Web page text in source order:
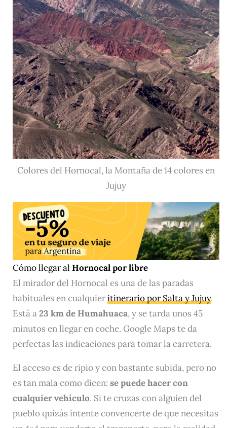
Colores del Hornocal, la Montaña de 14 colores en
Jujuy
Cómo llegar al Hornocal por libre
El mirador del Hornocal es una de las paradas
habituales en cualquieritinerario por Salta y Jujuy.
Está a23 km de Humahuaca, y se tarda unos 45
minutos en llegar en coche. Google Maps te da
perfectas las indicaciones para tomar la carretera.
El acceso es de ripio y con bastante subida, pero no
es tan mala como dicen: se puede hacer con
cualquier vehículo. Si te cruzas con alguien del
pueblo quizás intente convencerte de que necesitas